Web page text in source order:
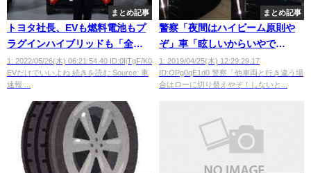
まとめ記事
トヨタ社長、EVも燃料電池もプ
ラグインハイブリッドも「全部
本気だ」
1: 2022/05/26(木) 06:21:54.40 ID:0IjTgF/K0
EVだけでいいよね 続きを読む Source: 車
速報 ...
まとめ記事
警察「夜間はハイビーム原則や
ぞ」車「眩しいからいやで
す！」
1: 2019/04/25(木) 12:29:29.17
ID:OPg0qE1d0 警察「他車両と行き違う場
合はローに切り替えやぞ！しないと...